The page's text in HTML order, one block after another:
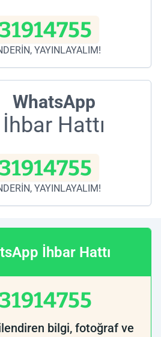
YAYINLAYALIM!
WhatsApp
İhbar Hattı
YAYINLAYALIM!
İhbar Hattı
bilgi, fotoğraf ve